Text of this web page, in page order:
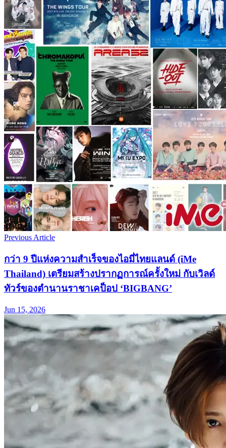
Previous Article
กว่า 9 ปีแห่งความสำเร็จของไอมี่ไทยแลนด์ (iMe
Thailand) เตรียมสร้างปรากฏการณ์ครั้งใหม่ กับเวิลด์
ทัวร์ของตำนานราชาเคป็อป ‘BIGBANG’
Jun 15, 2026